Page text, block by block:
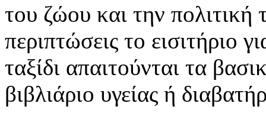
του ζώου και την πολιτική
περιπτώσεις το εισιτήριο
ταξίδι απαιτούνται τα
βιβλιάριο υγείας ή